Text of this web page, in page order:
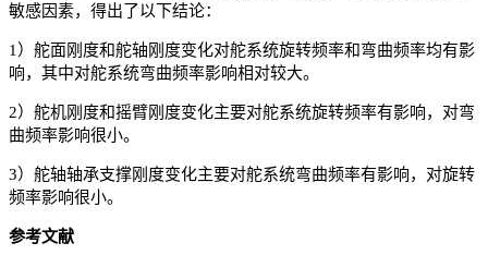
敏感因素，得出了以下结论：
1）舵面刚度和舵轴刚度变化对舵系统旋转频率和弯曲频率均有影
响，其中对舵系统弯曲频率影响相对较大。
2）舵机刚度和摇臂刚度变化主要对舵系统旋转频率有影响，对弯
曲频率影响很小。
3）舵轴轴承支撑刚度变化主要对舵系统弯曲频率有影响，对旋转
频率影响很小。
参考文献